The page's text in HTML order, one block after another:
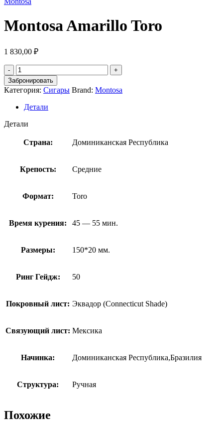
Montosa Amarillo Toro
1 830,00 ₽
Забронировать
Категория: Сигары Brand: Montosa
Детали
Детали
Страна: Доминиканская Республика
Крепость: Средние
Формат: Toro
Время курения: 45 — 55 мин.
Размеры: 150*20 мм.
Ринг Гейдж: 50
Покровный лист: Эквадор (Connecticut Shade)
Связующий лист: Мексика
Начинка: Доминиканская Республика,Бразилия
Структура: Ручная
Похожие